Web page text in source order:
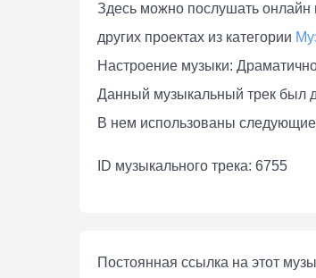
Здесь можно послушать онлaйн
других проектах из категории
Настроение музыки:
Данный музыкальный трек был
В нем использованы
ID музыкального трека: 6755
Постоянная ссылка на этот